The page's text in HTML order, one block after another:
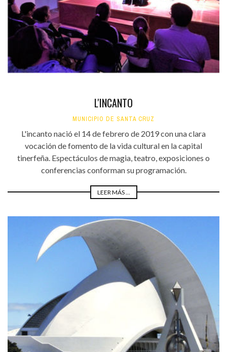
L'INCANTO
MUNICIPIO DE SANTA CRUZ
L'incanto nació el 14 de febrero de 2019 con una clara
vocación de fomento de la vida cultural en la capital
tinerfeña. Espectáculos de magia, teatro, exposiciones o
conferencias conforman su programación.
LEER MÁS ...